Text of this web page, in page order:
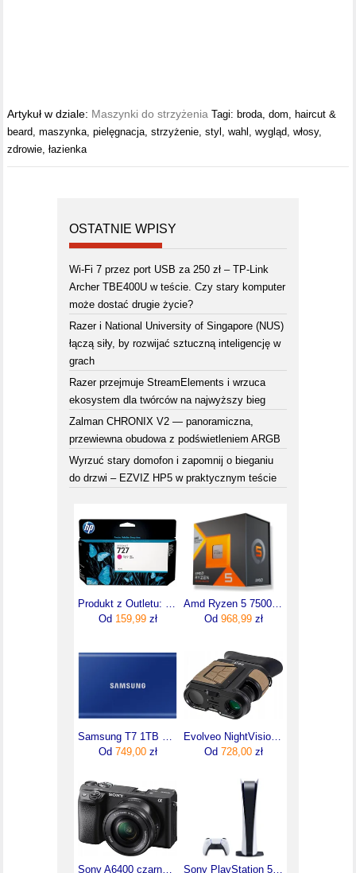
Artykuł w dziale: Maszynki do strzyżenia Tagi: broda ,dom
haircut &
beard ,maszynka ,pielęgnacja ,strzyżenie ,styl ,wahl ,wygląd ,włosy,
zdrowie ,łazienka
OSTATNIE WPISY
Wi-Fi 7 przez port USB za 250 zł – TP-Link
Archer TBE400U w teście. Czy stary komputer
może dostać drugie życie?
Razer i National University of Singapore (NUS)
łączą siły, by rozwijać sztuczną inteligencję w
grach
Razer przejmuje StreamElements i wrzuca
ekosystem dla twórców na najwyższy bieg
Zalman CHRONIX V2 — panoramiczna,
przewiewna obudowa z podświetleniem ARGB
Wyrzuć stary domofon i zapomnij o bieganiu
do drzwi – EZVIZ HP5 w praktycznym teście
Od 159,99zł
Od 968,99zł
Od 749,00zł
Od 728,00zł